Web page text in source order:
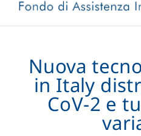
Nuova
in Italy
CoV-2 e